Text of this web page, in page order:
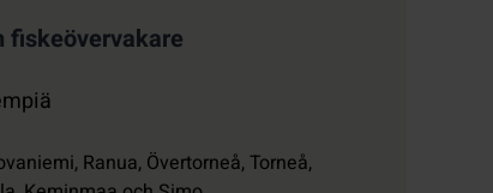
fiskeövervakare
Ranua, Övertorneå, Torneå,